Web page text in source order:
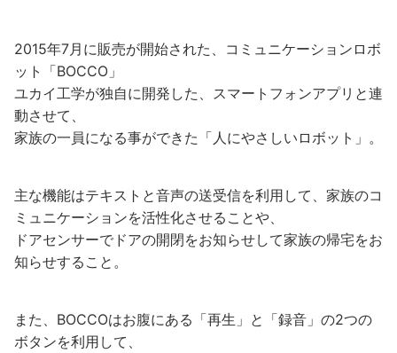
2015年7月に販売が開始された、コミュニケーションロボ
ット「BOCCO」
ユカイ工学が独自に開発した、スマートフォンアプリと連
動させて、
家族の一員になる事ができた「人にやさしいロボット」。
主な機能はテキストと音声の送受信を利用して、家族のコ
ミュニケーションを活性化させることや、
ドアセンサーでドアの開閉をお知らせして家族の帰宅をお
知らせすること。
また、BOCCOはお腹にある「再生」と「録音」の2つの
ボタンを利用して、